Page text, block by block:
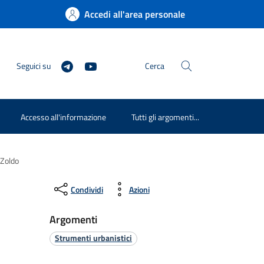
Accedi all'area personale
Seguici su Cerca
Accesso all'informazione Tutti gli argomenti...
Condividi Azioni
Argomenti
Strumenti urbanistici